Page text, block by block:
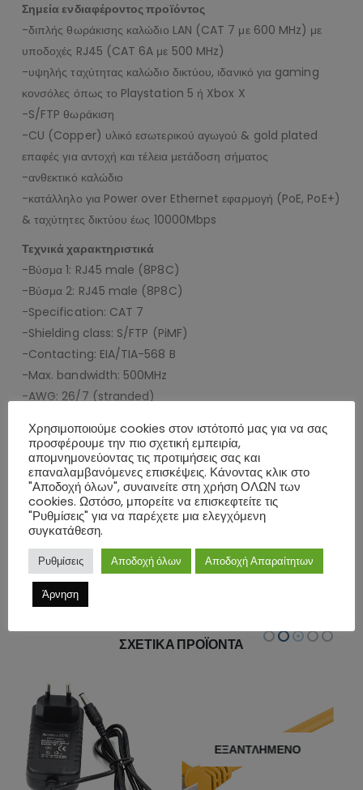
Σημεία ενδιαφέροντος προϊόντος
-διπλής θωράκισης καλώδιο LAN (CAT 7 με 600 MHz) με
υποδοχές RJ45 (CAT 6A με 500 MHz)
-υψηλής ταχύτητας καλώδιο δικτύου, ιδανικό για gaming
κονσόλες όπως το Playstation 5 ή Xbox X
-S/FTP θωράκιση
-CU (Copper) υλικό εσωτερικού αγωγού & gold plated
επαφές για αντοχή και τέλεια μετάδοση σήματος
-ανθεκτικό καλώδιο
-κατάλληλο για Power over Ethernet εφαρμογή (PoE, PoE+)
& ταχύτητες δικτύου έως 10000Mbps
Τεχνικά χαρακτηριστικά
-Βύσμα 1: RJ45 male (8P8C)
-Βύσμα 2: RJ45 male (8P8C)
-Specification: CAT 7
-Shielding class: S/FTP (PiMF)
-Contacting: EIA/TIA-568 B
-Max. bandwidth: 500MHz
-AWG: 26/7 (stranded)
-Inner conductor material: CU (copper)
-Material cable sheath: LSZH
-Μήκος: 3m
-Χρώμα: Μαύρο
ΑΞΙΟΛΟΓΉΣΕΙΣ (0)
ΣΧΕΤΙΚΆ ΠΡΟΪΌΝΤΑ
ΕΞΑΝΤΛΗΜΈΝΟ
Χρησιμοποιούμε cookies στον ιστότοπό μας για να σας
προσφέρουμε την πιο σχετική εμπειρία,
απομνημονεύοντας τις προτιμήσεις σας και
επαναλαμβανόμενες επισκέψεις. Κάνοντας κλικ στο
"Αποδοχή όλων", συναινείτε στη χρήση ΟΛΩΝ των
cookies. Ωστόσο, μπορείτε να επισκεφτείτε τις
"Ρυθμίσεις" για να παρέχετε μια ελεγχόμενη
συγκατάθεση.
Ρυθμίσεις Αποδοχή όλων Αποδοχή Απαραίτητων
Άρνηση